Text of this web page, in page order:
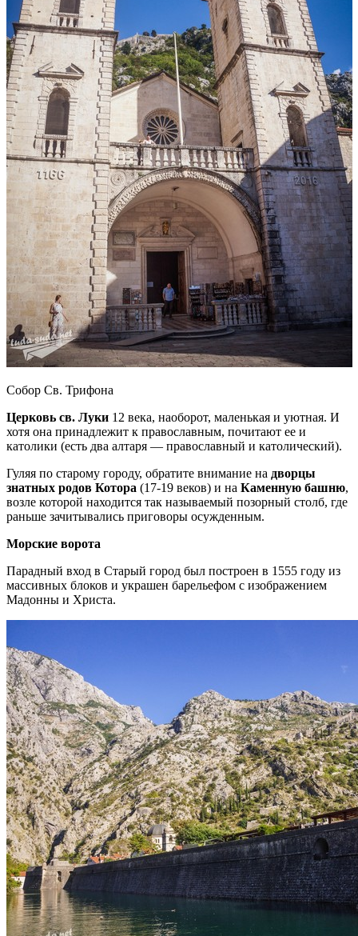
Собор Св. Трифона
Церковь св. Луки 12 века, наоборот, маленькая и уютная. И
хотя она принадлежит к православным, почитают ее и
католики (есть два алтаря — православный и католический).
Гуляя по старому городу, обратите внимание на дворцы
знатных родов Котора (17-19 веков) и на Каменную башню,
возле которой находится так называемый позорный столб, где
раньше зачитывались приговоры осужденным.
Морские ворота
Парадный вход в Старый город был построен в 1555 году из
массивных блоков и украшен барельефом с изображением
Мадонны и Христа.